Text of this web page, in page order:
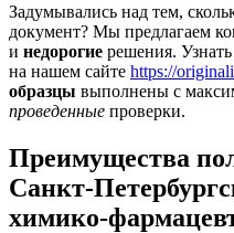
Задумывались над тем,
документ? Мы предлагаем
и недорогие решения.
на нашем сайте https://
образцы выполнены с
проведенные проверки.
Преимущества
Санкт-
химико-